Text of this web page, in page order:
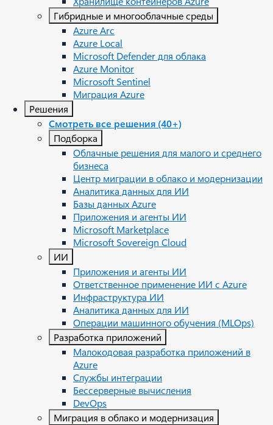
Гибридные и многооблачные среды
Azure Arc​
Azure Local
Microsoft Defender для облака
Azure Monitor
Microsoft Sentinel
Миграция Azure
Решения
Смотреть все решения (40+)
Подборка
Облачные решения для малого и среднего
бизнеса
Центр миграции в облако и модернизации
Аналитика данных для ИИ
Базы данных Azure
Приложения и агенты ИИ
Microsoft Marketplace
Microsoft Sovereign Cloud
ИИ
Приложения и агенты ИИ
Ответственное применение ИИ с Azure
Инфраструктура ИИ
Аналитика данных для ИИ
Операции машинного обучения (MLOps)
Разработка приложений
Малокодовая разработка приложений в
Azure
Службы интеграции
Бессерверные вычисления
DevOps
Миграция в облако и модернизация